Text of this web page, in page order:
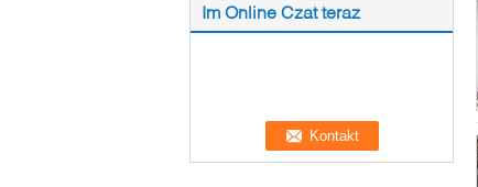
Im Online Czat teraz